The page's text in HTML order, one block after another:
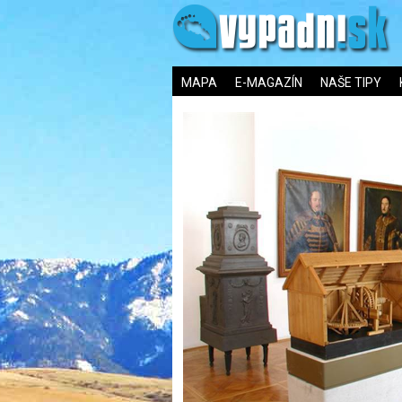
MAPA E-MAGAZÍN NAŠE TIPY